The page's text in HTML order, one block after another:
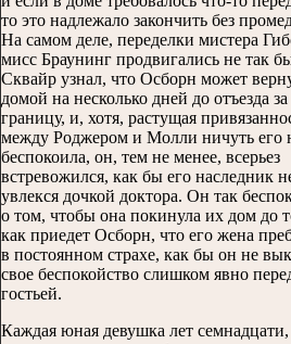
то это надлежало закончить без
На самом деле, переделки мистера
мисс Браунинг продвигались не так
Сквайр узнал, что Осборн может
домой на несколько дней до отъезда за
границу, и, хотя, растущая
между Роджером и Молли ничуть его
беспокоила, он, тем не менее, всерьез
встревожился, как бы его наследник
увлекся дочкой доктора. Он так
о том, чтобы она покинула их дом до
как приедет Осборн, что его жена
в постоянном страхе, как бы он не
свое беспокойство слишком явно
гостьей.
Каждая юная девушка лет семнадцати,